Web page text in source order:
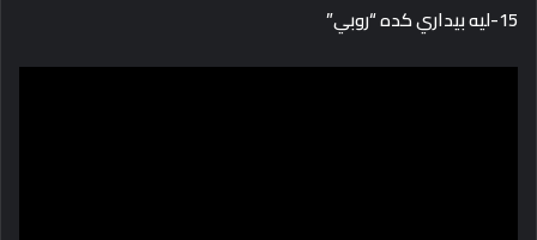
15-ليه بيداري كده “روبي”